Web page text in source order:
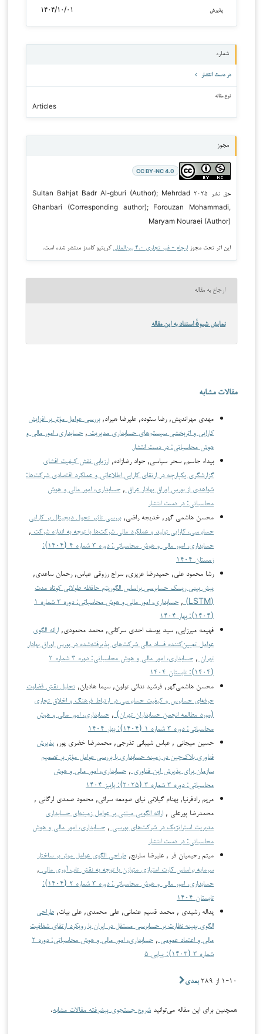
پذیرش ۱۴۰۴/۱۰/۰۱
شماره
در دست انتشار
نوع مقاله
Articles
مجوز
CC BY-NC 4.0
حق نشر ۲۰۲۵ Sultan Bahjat Badr Al-gburi (Author); Mehrdad
Ghanbari (Corresponding author); Forouzan Mohammadi,
Maryam Nouraei (Author)
این اثر تحت مجوز ارجاع - غیر تجاری ۴.۰ بین‌المللی کریتیو کامنز منتشر شده است.
ارجاع به مقاله
نمایش شیوهٔ استناد به این مقاله
مقالات مشابه
مهدي مهراندیش, رضا ستوده, علیرضا هیراد,بررسی عوامل مؤثر بر افزایش
کارایی و اثربخشی سیستم‌های حسابداری مدیریت , حسابداری، امور مالی و
هوش محاسباتی: در دست انتشار
بیداء جاسم, سحر سپاسی, جواد رضازاده, ارزیابی نقش کیفیت افشای
گزارشگری یکپارچه در ارتقای کارایی اطلاعاتی و عملکرد اقتصادی شرکت‌ها:
شواهدی از بورس اوراق بهادار عراق , حسابداری، امور مالی و هوش
محاسباتی: در دست انتشار
محسن هاشمی‌ گهر, خدیجه راضی,بررسی تاثیر تحول دیجیتال بر کارایی
حسابرسی، کارایی تولید و عملکرد مالی شرکت‌ها با توجه به اندازه شرکت ,
حسابداری، امور مالی و هوش محاسباتی: دوره ۳ شماره ۴ (۱۴۰۴):
زمستان ۱۴۰۴
رشا محمود علي, حمیدرضا عزیزی, سراج رزوقی عباس, رحمان ساعدی,
پیش بینی ریسک حسابرسی براساس الگوریتم حافظه طولانی کوتاه مدت
(LSTM)
,
حسابداری، امور مالی و هوش محاسباتی: دوره ۳ شماره ۱
(۱۴۰۴): بهار ۱۴۰۴
فهیمه میرزایی, سید یوسف احدی سرکانی, محمد محمودی, ارائه الگوی
عوامل تعیین‌کننده فساد مالی شرکت‌های پذیرفته‌شده در بورس اوراق بهادار
تهران ,
حسابداری، امور مالی و هوش محاسباتی: دوره ۳ شماره ۲
(۱۴۰۴): تابستان ۱۴۰۴
محسن هاشمی‌گهر, فرشید ندائی تولون, سیما هادیان, تحلیل نقش قضاوت
حرفه‌ای حسابرس و کیفیت حسابرسی در ارتباط فرهنگ و اخلاق تجاری
(مورد مطالعه انجمن حسابداران تهران) , حسابداری، امور مالی و هوش
محاسباتی: دوره ۳ شماره ۱ (۱۴۰۴): بهار ۱۴۰۴
حسین میجانی , عباس شیبانی تذرجی, محمدرضا خضری پور, پذیرش
فناوری بلاک‌چین در زمینه حسابداری با بررسی عوامل مؤثر بر تصمیم
سازمان برای پذیرش این فناوری , حسابداری، امور مالی و هوش
محاسباتی: دوره ۳ شماره ۳ (۲۰۲۵): پاییز ۱۴۰۴
مریم رادفرنیا, بهنام گیلانی نیای صومعه سرائی, محمود صمدی لرگانی ,
محمدرضا پورعلی , ارائه الگویی مبتنی بر عوامل زمینه‌ای حسابداری
مدیریت استراتژیک در شرکت‌های بورسی , حسابداری، امور مالی و هوش
محاسباتی: در دست انتشار
میثم رحیمیان فر , علیرضا سارنج, طراحی الگوی عوامل موثر بر ساختار
سرمایه براساس کارت امتیازی متوازن با توجه به نقش تاب آوری مالی ,
حسابداری، امور مالی و هوش محاسباتی: دوره ۳ شماره ۲ (۱۴۰۴):
تابستان ۱۴۰۴
یداله رشیدی , محمد قسیم عثمانی, علی محمدی, علی بیات, طراحی
الگوی بهینه نظارت بر حسابرسی مستقل در ایران با رویکرد ارتقای شفافیت
مالی و اعتماد عمومی ,
حسابداری، امور مالی و هوش محاسباتی: دوره ۲
شماره ۳ (۱۴۰۳): پیاپی ۵
۱-۱۰ از ۲۸۹ بعدی
همچنین برای این مقاله می‌توانید شروع جستجوی پیشرفته مقالات مشابه.